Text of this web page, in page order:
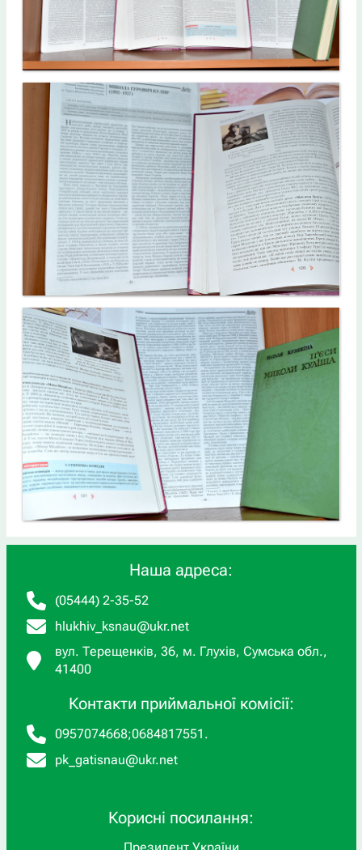
Наша адреса:
(05444) 2-35-52
hlukhiv_ksnau@ukr.net
вул. Терещенків, 36, м. Глухів, Сумська обл.,
41400
Контакти приймальної комісії:
0957074668;0684817551 .
pk_gatisnau@ukr.net
Корисні посилання:
Президент України